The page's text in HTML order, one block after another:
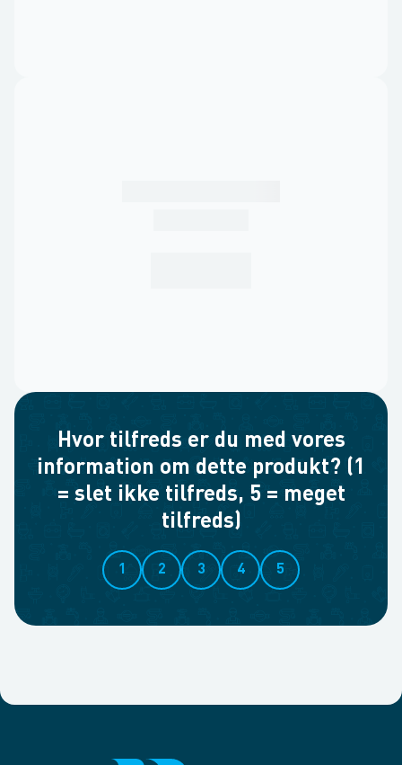
Hvor tilfreds er du med vores
information om dette produkt? (1
= slet ikke tilfreds, 5 = meget
tilfreds)
1 2 3 4 5